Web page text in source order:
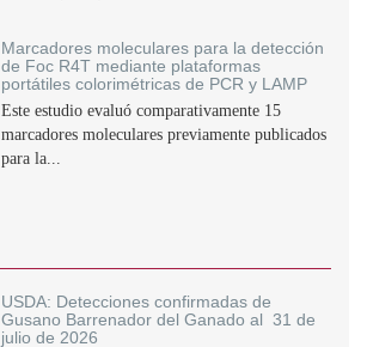
Marcadores moleculares para la detección
de Foc R4T mediante plataformas
portátiles colorimétricas de PCR y LAMP
Este estudio evaluó comparativamente 15
marcadores moleculares previamente publicados
para la...
USDA: Detecciones confirmadas de
Gusano Barrenador del Ganado al 31 de
julio de 2026